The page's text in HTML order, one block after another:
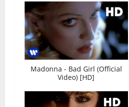
Madonna - Bad Girl (Official
Video) [HD]